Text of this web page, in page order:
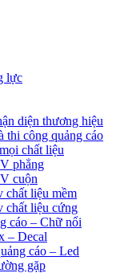
lực
diện thương hiệu
thi công quảng cáo
chất liệu
phẳng
cuộn
chất liệu mềm
chất liệu cứng
cáo – Chữ nổi
– Decal
cáo – Led
gặp